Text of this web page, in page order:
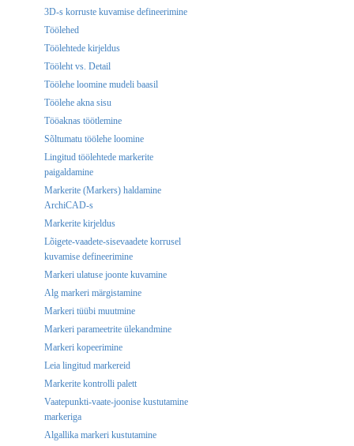
3D-s korruste kuvamise defineerimine
Töölehed
Töölehtede kirjeldus
Tööleht vs. Detail
Töölehe loomine mudeli baasil
Töölehe akna sisu
Tööaknas töötlemine
Sõltumatu töölehe loomine
Lingitud töölehtede markerite
paigaldamine
Markerite (Markers) haldamine
ArchiCAD-s
Markerite kirjeldus
Lõigete-vaadete-sisevaadete korrusel
kuvamise defineerimine
Markeri ulatuse joonte kuvamine
Alg markeri märgistamine
Markeri tüübi muutmine
Markeri parameetrite ülekandmine
Markeri kopeerimine
Leia lingitud markereid
Markerite kontrolli palett
Vaatepunkti-vaate-joonise kustutamine
markeriga
Algallika markeri kustutamine